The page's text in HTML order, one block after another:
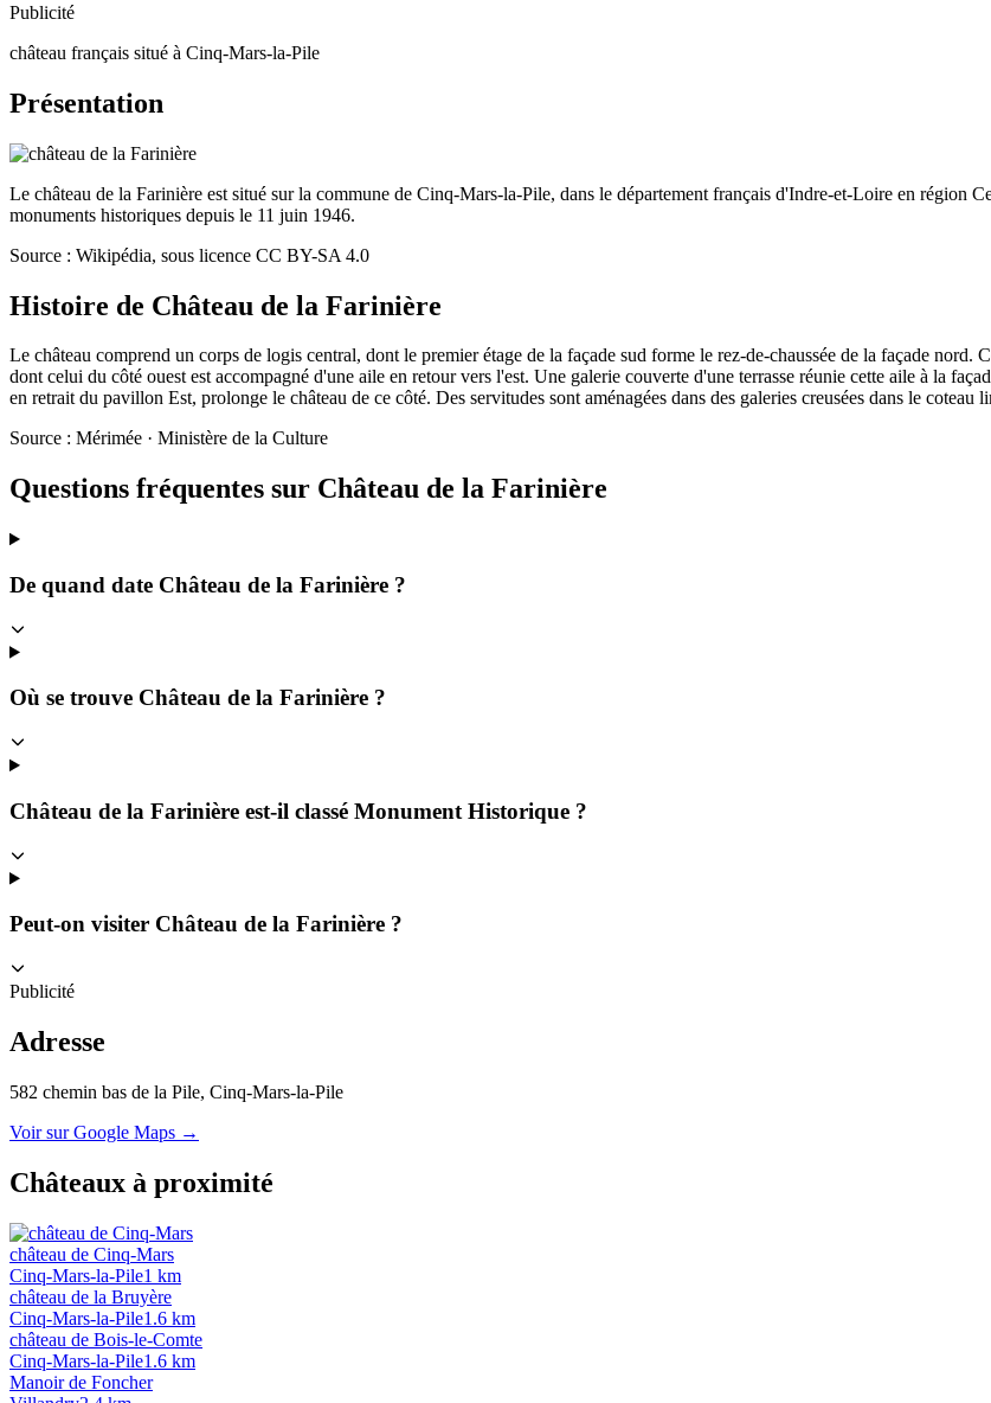
Publicité
château français situé à Cinq-Mars-la-Pile
Présentation
Le château de la Farinière est situé sur la commune de Cinq-Mars-la-Pile, dans le département français d'Indre-et-Loire en région
monuments historiques depuis le 11 juin 1946.
Source : Wikipédia, sous licence CC BY-SA 4.0
Histoire de Château de la Farinière
Le château comprend un corps de logis central, dont le premier étage de la façade sud forme le rez-de-chaussée de la façade
dont celui du côté ouest est accompagné d'une aile en retour vers l'est. Une galerie couverte d'une terrasse réunie cette aile à la
en retrait du pavillon Est, prolonge le château de ce côté. Des servitudes sont aménagées dans des galeries creusées dans le coteau
Source : Mérimée · Ministère de la Culture
Questions fréquentes sur Château de la Farinière
De quand date Château de la Farinière ?
Où se trouve Château de la Farinière ?
Château de la Farinière est-il classé Monument Historique ?
Peut-on visiter Château de la Farinière ?
Publicité
Adresse
582 chemin bas de la Pile, Cinq-Mars-la-Pile
Voir sur Google Maps →
Châteaux à proximité
château de Cinq-Mars
Cinq-Mars-la-Pile1 km
château de la Bruyère
Cinq-Mars-la-Pile1.6 km
château de Bois-le-Comte
Cinq-Mars-la-Pile1.6 km
Manoir de Foncher